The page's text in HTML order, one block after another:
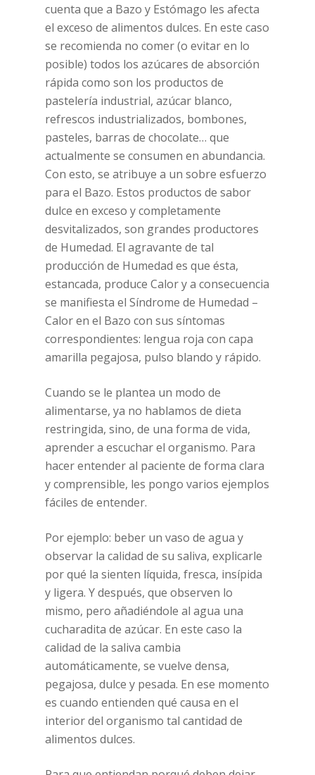
cuenta que a Bazo y Estómago les afecta
el exceso de alimentos dulces. En este caso
se recomienda no comer (o evitar en lo
posible) todos los azúcares de absorción
rápida como son los productos de
pastelería industrial, azúcar blanco,
refrescos industrializados, bombones,
pasteles, barras de chocolate… que
actualmente se consumen en abundancia.
Con esto, se atribuye a un sobre esfuerzo
para el Bazo. Estos productos de sabor
dulce en exceso y completamente
desvitalizados, son grandes productores
de Humedad. El agravante de tal
producción de Humedad es que ésta,
estancada, produce Calor y a consecuencia
se manifiesta el Síndrome de Humedad –
Calor en el Bazo con sus síntomas
correspondientes: lengua roja con capa
amarilla pegajosa, pulso blando y rápido.
Cuando se le plantea un modo de
alimentarse, ya no hablamos de dieta
restringida, sino, de una forma de vida,
aprender a escuchar el organismo. Para
hacer entender al paciente de forma clara
y comprensible, les pongo varios ejemplos
fáciles de entender.
Por ejemplo: beber un vaso de agua y
observar la calidad de su saliva, explicarle
por qué la sienten líquida, fresca, insípida
y ligera. Y después, que observen lo
mismo, pero añadiéndole al agua una
cucharadita de azúcar. En este caso la
calidad de la saliva cambia
automáticamente, se vuelve densa,
pegajosa, dulce y pesada. En ese momento
es cuando entienden qué causa en el
interior del organismo tal cantidad de
alimentos dulces.